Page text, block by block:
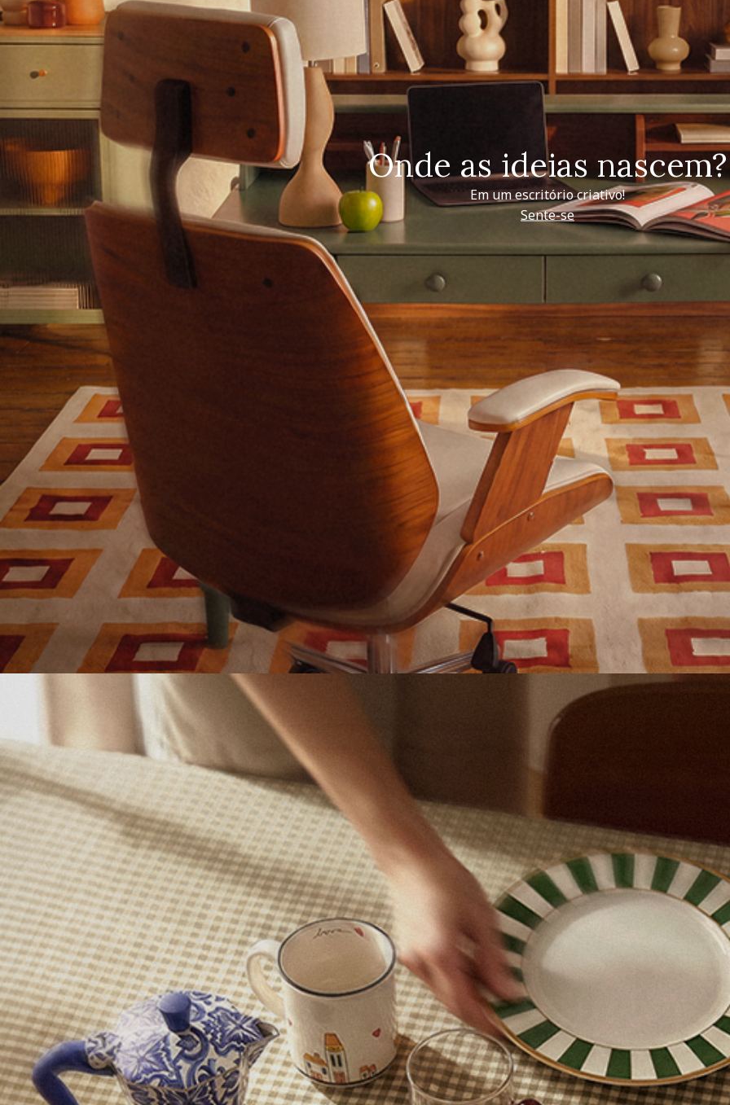
Onde as ideias nascem?
Em um escritório criativo!
Sente-se